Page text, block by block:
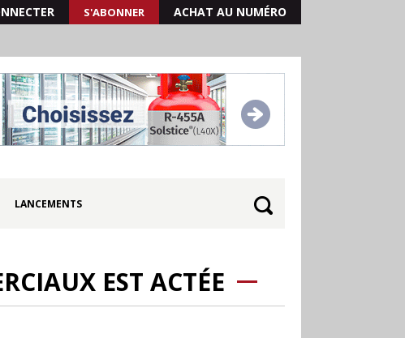
S'ABONNER ACHAT AU NUMÉRO
LANCEMENTS
EST ACTÉE